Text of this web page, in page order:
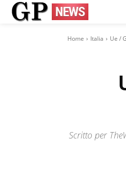
Home Italia Ue /
Scritto per